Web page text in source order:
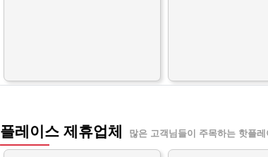
플레이스 제휴업체 많은 고객님들이 주목하는 핫플